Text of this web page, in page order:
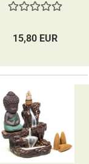
15,80 EUR